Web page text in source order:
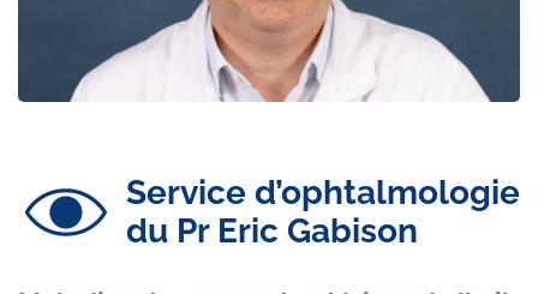
Service d’ophtalmologie
du Pr Eric Gabison